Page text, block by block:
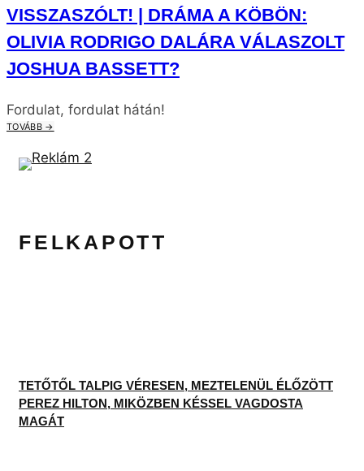
VISSZASZÓLT! | DRÁMA A KÖBÖN:
OLIVIA RODRIGO DALÁRA VÁLASZOLT
JOSHUA BASSETT?
Fordulat, fordulat hátán!
TOVÁBB →
FELKAPOTT
TETŐTŐL TALPIG VÉRESEN, MEZTELENÜL ÉLŐZÖTT
PEREZ HILTON, MIKÖZBEN KÉSSEL VAGDOSTA
MAGÁT